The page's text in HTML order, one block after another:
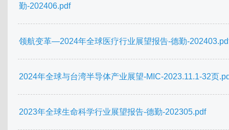
勤-202406.pdf
领航变革—2024年全球医疗行业展望报告-德勤-
2024年全球与台湾半导体产业展望-MIC-2023.11.1-32页
2023年全球生命科学行业展望报告-德勤-202305.pdf